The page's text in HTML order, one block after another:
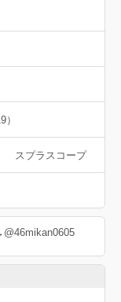
スプラスコープ